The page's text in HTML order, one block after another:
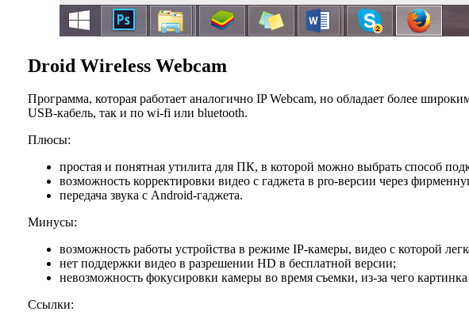
Droid Wireless Webcam
Программа, которая работает аналогично IP Webcam, но обладает более
USB-кабель, так и по wi-fi или bluetooth.
Плюсы:
простая и понятная утилита для ПК, в которой можно выбрать способ
возможность корректировки видео с гаджета в pro-версии через
передача звука с Android-гаджета.
Минусы:
возможность работы устройства в режиме IP-камеры, видео с которой
нет поддержки видео в разрешении HD в бесплатной версии;
невозможность фокусировки камеры во время съемки, из-за чего
Ссылки: